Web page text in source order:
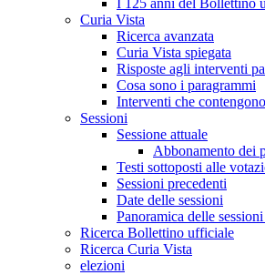
I 125 anni del Bollettino
Curia Vista
Ricerca avanzata
Curia Vista spiegata
Risposte agli interventi
Cosa sono i paragrammi
Interventi che
Sessioni
Sessione attuale
Abbonamento dei
Testi sottoposti alle
Sessioni precedenti
Date delle sessioni
Panoramica delle
Ricerca Bollettino ufficiale
Ricerca Curia Vista
elezioni